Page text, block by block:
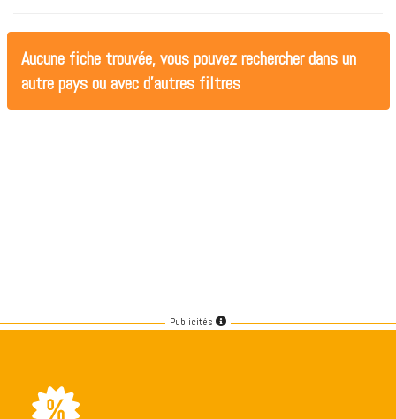
Aucune fiche trouvée, vous pouvez rechercher dans un
autre pays ou avec d'autres filtres
Publicités